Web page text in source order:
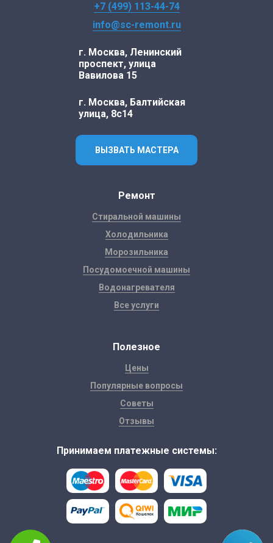
+7 (499) 113-44-74
info@sc-remont.ru
г. Москва, Ленинский
проспект, улица
Вавилова 15
г. Москва, Балтийская
улица, 8с14
ВЫЗВАТЬ МАСТЕРА
Ремонт
Стиральной машины
Холодильника
Морозильника
Посудомоечной машины
Водонагревателя
Все услуги
Полезное
Цены
Популярные вопросы
Советы
Отзывы
Принимаем платежные системы: